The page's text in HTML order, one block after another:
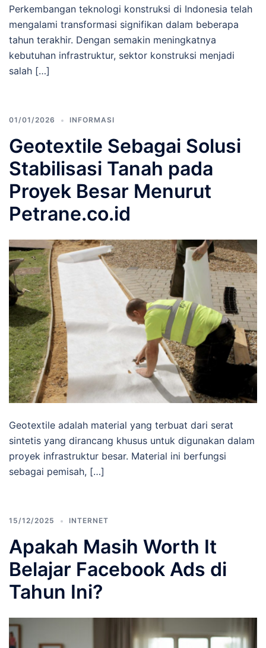
Perkembangan teknologi konstruksi di Indonesia telah
mengalami transformasi signifikan dalam beberapa
tahun terakhir. Dengan semakin meningkatnya
kebutuhan infrastruktur, sektor konstruksi menjadi
salah […]
01/01/2026 INFORMASI
Geotextile Sebagai Solusi
Stabilisasi Tanah pada
Proyek Besar Menurut
Petrane.co.id
Geotextile adalah material yang terbuat dari serat
sintetis yang dirancang khusus untuk digunakan dalam
proyek infrastruktur besar. Material ini berfungsi
sebagai pemisah, […]
15/12/2025 INTERNET
Apakah Masih Worth It
Belajar Facebook Ads di
Tahun Ini?